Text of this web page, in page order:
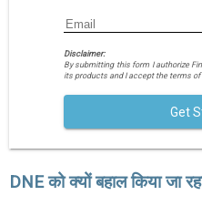
Disclaimer:
By submitting this form I authorize
its products and I accept the terms of
Get
DNE को क्यों बहाल किया जा